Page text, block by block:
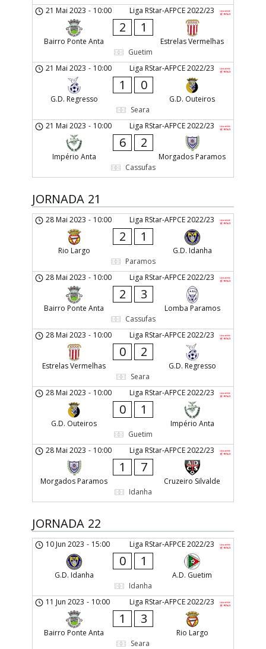
Liga RStar-AFPCE 2022/23
21 Mai 2023 - 10:00
Bairro Ponte Anta
2 1
Estrelas Vermelhas
Guetim
Liga RStar-AFPCE 2022/23
21 Mai 2023 - 10:00
G.D. Regresso
1 0
G.D. Outeiros
Seara
Liga RStar-AFPCE 2022/23
21 Mai 2023 - 10:00
Império Anta
6 2
Morgados Paramos
Cassufas
JORNADA 21
Liga RStar-AFPCE 2022/23
28 Mai 2023 - 10:00
Rio Largo
2 1
G.D. Idanha
Paramos
Liga RStar-AFPCE 2022/23
28 Mai 2023 - 10:00
Bairro Ponte Anta
2 3
Lomba Paramos
Cassufas
Liga RStar-AFPCE 2022/23
28 Mai 2023 - 10:00
Estrelas Vermelhas
0 2
G.D. Regresso
Seara
Liga RStar-AFPCE 2022/23
28 Mai 2023 - 10:00
G.D. Outeiros
0 1
Império Anta
Guetim
Liga RStar-AFPCE 2022/23
28 Mai 2023 - 10:00
Morgados Paramos
1 7
Cruzeiro Silvalde
Idanha
JORNADA 22
Liga RStar-AFPCE 2022/23
10 Jun 2023 - 15:00
G.D. Idanha
0 1
A.D. Guetim
Idanha
Liga RStar-AFPCE 2022/23
11 Jun 2023 - 10:00
Bairro Ponte Anta
1 3
Rio Largo
Seara